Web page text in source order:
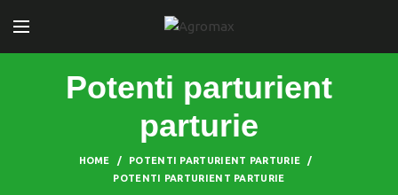
Potenti parturient
parturie
HOME
POTENTI PARTURIENT PARTURIE
POTENTI PARTURIENT PARTURIE